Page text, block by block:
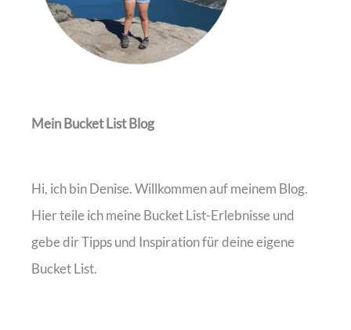
Mein Bucket List Blog
Hi, ich bin Denise. Willkommen auf meinem Blog.
Hier teile ich meine Bucket List-Erlebnisse und
gebe dir Tipps und Inspiration für deine eigene
Bucket List.